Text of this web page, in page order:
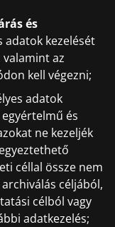
és
adatok kezelését
valamint az
kell végezni;
adatok
és
ne kezeljék
céllal össze nem
céljából,
célból vagy
adatkezelés;